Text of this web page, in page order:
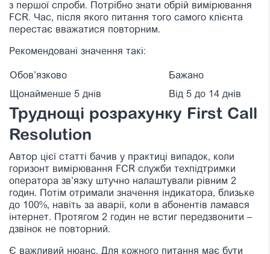
з першої спроби. Потрібно знати обрій вимірювання
FCR. Час, після якого питання того самого клієнта
перестає вважатися повторним.
Рекомендовані значення такі:
Обов’язково
Бажано
Щонайменше 5 днів
Від 5 до 14 днів
Труднощі розрахунку First Call
Resolution
Автор цієї статті бачив у практиці випадок, коли
горизонт вимірювання FCR служби техпідтримки
оператора зв’язку штучно налаштували рівним 2
годин. Потім отримали значення індикатора, близьке
до 100%, навіть за аварії, коли в абонентів ламався
інтернет. Протягом 2 годин не встиг передзвонити –
дзвінок не повторний.
Є важливий нюанс. Для кожного питання має бути